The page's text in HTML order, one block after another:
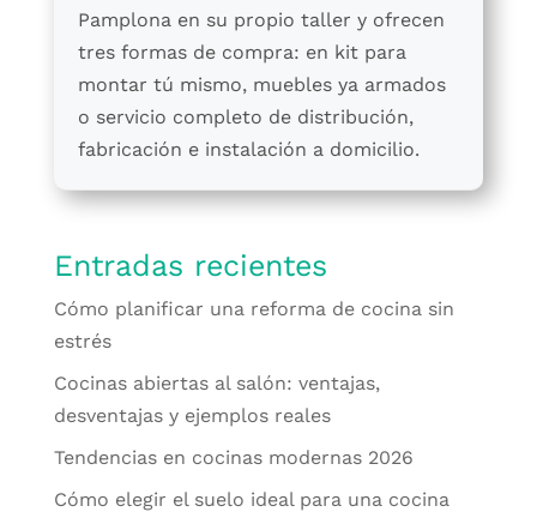
Pamplona en su propio taller y ofrecen
tres formas de compra: en kit para
montar tú mismo, muebles ya armados
o servicio completo de distribución,
fabricación e instalación a domicilio.
Entradas recientes
Cómo planificar una reforma de cocina sin
estrés
Cocinas abiertas al salón: ventajas,
desventajas y ejemplos reales
Tendencias en cocinas modernas 2026
Cómo elegir el suelo ideal para una cocina